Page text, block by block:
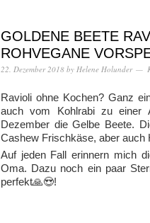
GOLDENE BEETE
ROHVEGANE
22. Dezember 2018 by Helene Holunder
Ravioli ohne Kochen? Ganz
auch vom Kohlrabi zu einer
Dezember die Gelbe Beete.
Cashew Frischkäse, aber auch
Auf jeden Fall erinnern mich
Oma. Dazu noch ein paar
perfekt🙏😍!